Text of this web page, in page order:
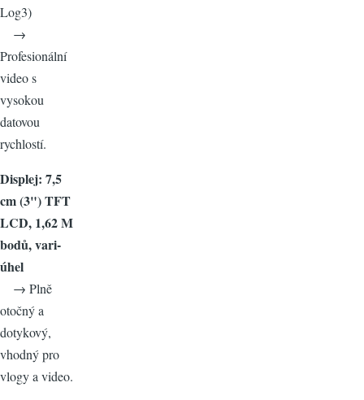
Log3)
→
Profesionální
video s
vysokou
datovou
rychlostí.
Displej: 7,5
cm (3") TFT
LCD, 1,62 M
bodů, vari-
úhel
→ Plně
otočný a
dotykový,
vhodný pro
vlogy a video.